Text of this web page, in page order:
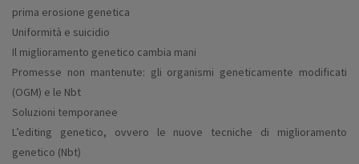
prima erosione genetica
Uniformità e suicidio
Il miglioramento genetico cambia mani
Promesse non mantenute: gli organismi geneticamente modificati
(OGM) e le Nbt
Soluzioni temporanee
L’editing genetico, ovvero le nuove tecniche di miglioramento
genetico (Nbt)